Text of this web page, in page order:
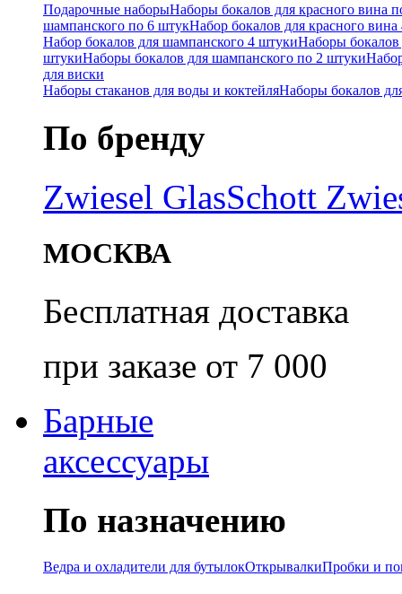
Подарочные наборыНаборы бокалов для красного вина
шампанского по 6 штукНабор бокалов для красного
Набор бокалов для шампанского 4 штукиНаборы бокалов
штукиНаборы бокалов для шампанского по 2 штуки
для виски
Наборы стаканов для воды и коктейляНаборы бокалов
По бренду
Zwiesel GlasSchott
МОСКВА
Бесплатная доставка
при заказе от 7 000
Барные
аксессуары
По назначению
Ведра и охладители для бутылокОткрывалкиПробки и